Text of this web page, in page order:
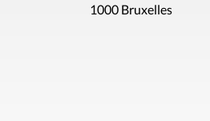
1000 Bruxelles